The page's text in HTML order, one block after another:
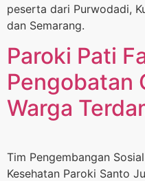
peserta dari Purwodadi,
dan Semarang.
Paroki Pati
Pengobatan
Warga
Tim Pengembangan
Kesehatan Paroki Santo